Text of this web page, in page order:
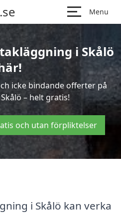
Menu
i Skålö
icke bindande offerter på
– helt gratis!
och utan förpliktelser
i Skålö kan verka